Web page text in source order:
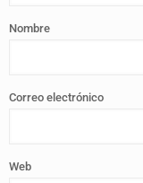
Nombre
Correo electrónico
Web